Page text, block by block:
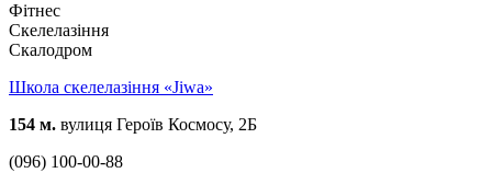
Фітнес
Скелелазіння
Скалодром
Школа скелелазіння «Jiwa»
154 м. вулиця Героїв Космосу, 2Б
(096) 100-00-88